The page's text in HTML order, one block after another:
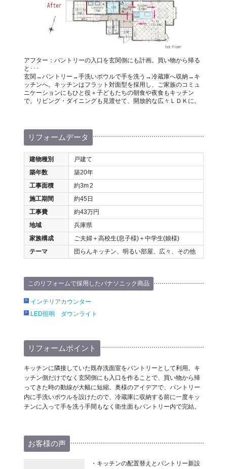
アフター：パントリーの入口を玄関側にも計画。買い物から帰る
と･･･
玄関→パントリー→手洗いボウルで手を洗う→冷蔵庫へ収納→キ
ッチンへ。キッチンはフラット対面型を採用し、ご家族のコミュ
ニケーションにもひと役＋子どもたちの朝食や夜食もキッチン
で。リビング・ダイニングも見渡せて、開放的な広々ＬＤＫに。
リフォームデータ
建物種別
戸建て
築年数
築20年
工事面積
約3m2
施工期間
約45日
工事費
約43万円
地域
兵庫県
家族構成
ご夫婦＋高校生(息子様)＋中学生(娘様)
テーマ
団らんキッチン、明るい部屋、広々、その他
このリフォームで採用したパナソニック商品
インテリアカウンター
LED照明 ダウンライト
リフォームポイント
キッチンに隣接していた既存洗面室をパントリーとして利用。キ
ッチン側だけでなく玄関側にも入口を作ることで、買い物から帰
ってきた時の動線が大幅に短縮。奥様のアイデアで、パントリー
内に手洗いボウルを設けたので、冷蔵庫に収納する前に一度キッ
チンに入って手を洗う手間もなく衛生面もパントリー内で完結。
お客様の声
・キッチンの配置替えとパントリー新設